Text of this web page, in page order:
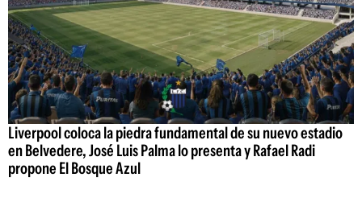
Liverpool coloca la piedra fundamental de su nuevo estadio
en Belvedere, José Luis Palma lo presenta y Rafael Radi
propone El Bosque Azul